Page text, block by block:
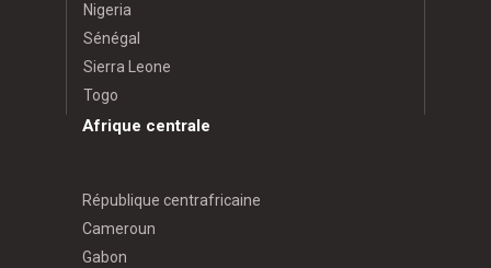
Nigeria
Sénégal
Sierra Leone
Togo
Afrique centrale
République centrafricaine
Cameroun
Gabon